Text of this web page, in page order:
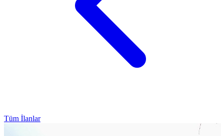
Tüm İlanlar